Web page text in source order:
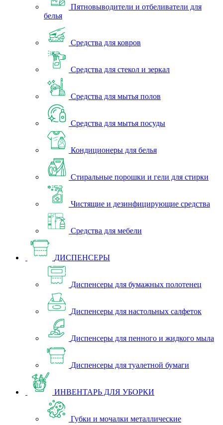
Пятновыводители и отбеливатели для
белья
Средства для ковров
Средства для стекол и зеркал
Средства для мытья полов
Средства для мытья посуды
Кондиционеры для белья
Стиральные порошки и гели для стирки
Чистящие и дезинфицирующие средства
Средства для мебели
ДИСПЕНСЕРЫ
Диспенсеры для бумажных полотенец
Диспенсеры для настольных салфеток
Диспенсеры для пенного и жидкого мыла
Диспенсеры для туалетной бумаги
ИНВЕНТАРЬ ДЛЯ УБОРКИ
Губки и мочалки металлические